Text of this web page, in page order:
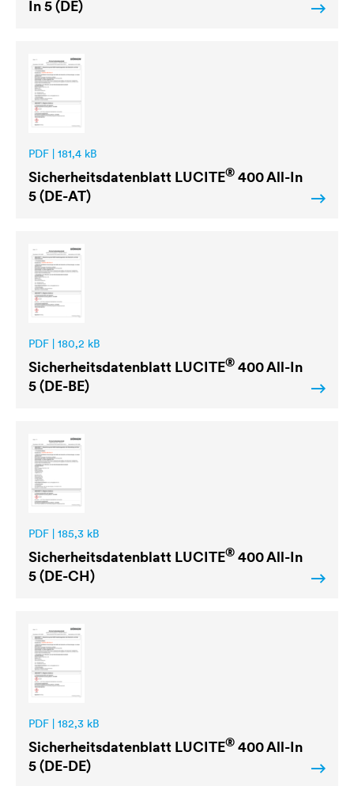
In 5 (DE)
PDF | 181,4 kB
Sicherheitsdatenblatt LUCITE® 400 All-In
5 (DE-AT)
PDF | 180,2 kB
Sicherheitsdatenblatt LUCITE® 400 All-In
5 (DE-BE)
PDF | 185,3 kB
Sicherheitsdatenblatt LUCITE® 400 All-In
5 (DE-CH)
PDF | 182,3 kB
Sicherheitsdatenblatt LUCITE® 400 All-In
5 (DE-DE)